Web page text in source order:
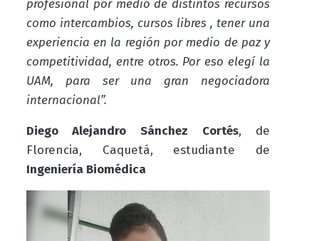
profesional por medio de distintos recursos
como intercambios, cursos libres , tener una
experiencia en la región por medio de paz y
competitividad, entre otros. Por eso elegí la
UAM, para ser una gran negociadora
internacional”.
Diego Alejandro Sánchez Cortés, de
Florencia, Caquetá, estudiante de
Ingeniería Biomédica